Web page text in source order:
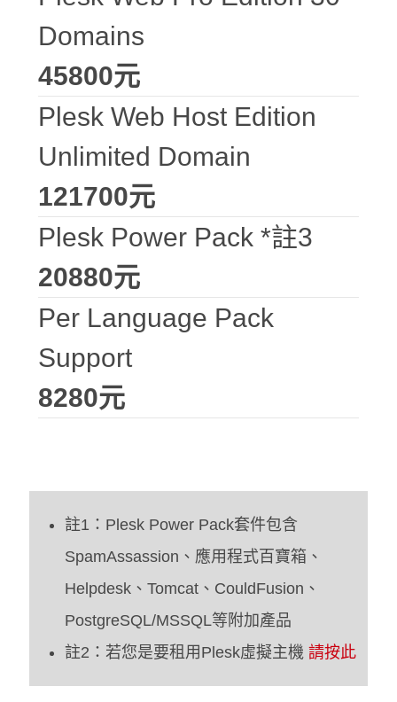
Domains
45800元
Plesk Web Host Edition
Unlimited Domain
121700元
Plesk Power Pack *註3
20880元
Per Language Pack
Support
8280元
註1：Plesk Power Pack套件包含
SpamAssassion、應用程式百寶箱、
Helpdesk、Tomcat、CouldFusion、
PostgreSQL/MSSQL等附加產品
註2：若您是要租用Plesk虛擬主機 請按此